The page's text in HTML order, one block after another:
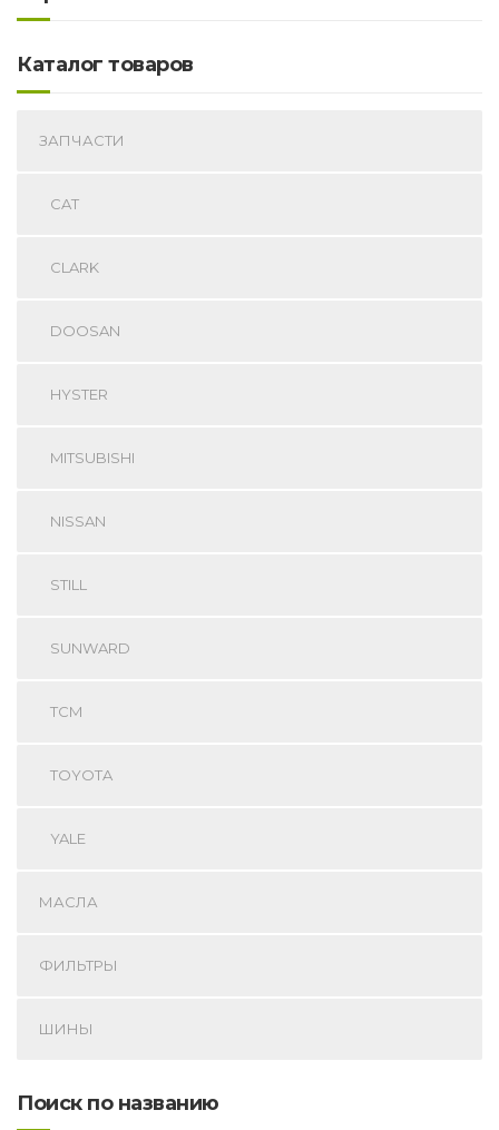
Каталог товаров
ЗАПЧАСТИ
CAT
CLARK
DOOSAN
HYSTER
MITSUBISHI
NISSAN
STILL
SUNWARD
TCM
TOYOTA
YALE
МАСЛА
ФИЛЬТРЫ
ШИНЫ
Поиск по названию